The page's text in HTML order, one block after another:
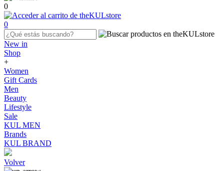
0
0
New in
Shop
+
Women
Gift Cards
Men
Beauty
Lifestyle
Sale
KUL MEN
Brands
KUL BRAND
Volver